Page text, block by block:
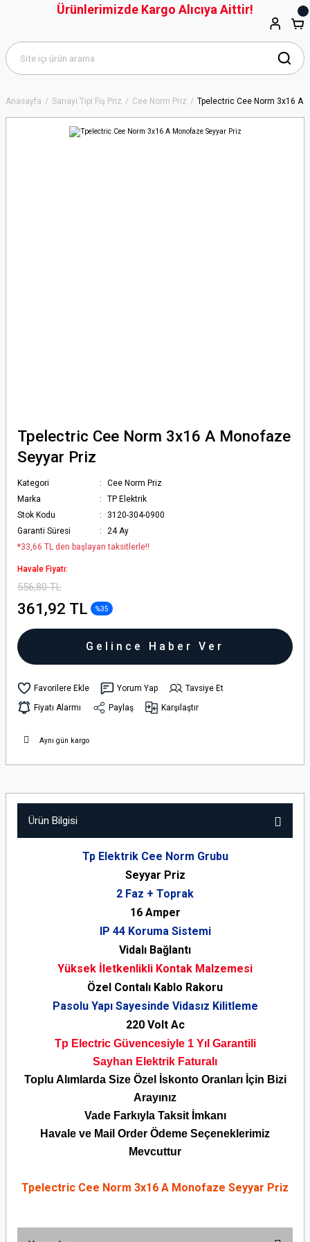
Anasayfa Sanayi Tipi Fiş Priz Cee Norm Priz Tpelectric Cee Norm 3x16 A
Tpelectric Cee Norm 3x16 A Monofaze
Seyyar Priz
Kategori
Cee Norm Priz
Marka
TP Elektrik
Stok Kodu
3120-304-0900
Garanti Süresi
24 Ay
*33,66 TL den başlayan taksitlerle!!
Havale Fiyatı:
556,80 TL
361,92 TL %35
Gelince Haber Ver
Yorum Yap
Tavsiye Et
Fiyatı Alarmı
Paylaş Karşılaştır
Aynı gün kargo
Ürün Bilgisi
Tp Elektrik Cee Norm Grubu
Seyyar Priz
2 Faz + Toprak
16 Amper
IP 44 Koruma Sistemi
Vidalı Bağlantı
Yüksek İletkenlikli Kontak Malzemesi
Özel Contalı Kablo Rakoru
Pasolu Yapı Sayesinde Vidasız Kilitleme
220 Volt Ac
Tp Electric Güvencesiyle 1 Yıl Garantili
Sayhan Elektrik Faturalı
Toplu Alımlarda Size Özel İskonto Oranları İçin Bizi
Arayınız
Vade Farkıyla Taksit İmkanı
Havale ve Mail Order Ödeme Seçeneklerimiz
Mevcuttur
Tpelectric Cee Norm 3x16 A Monofaze Seyyar Priz
Ürünlerimizde Kargo Alıcıya Aittir!